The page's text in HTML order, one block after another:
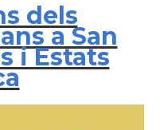
dels
a San
i Estats